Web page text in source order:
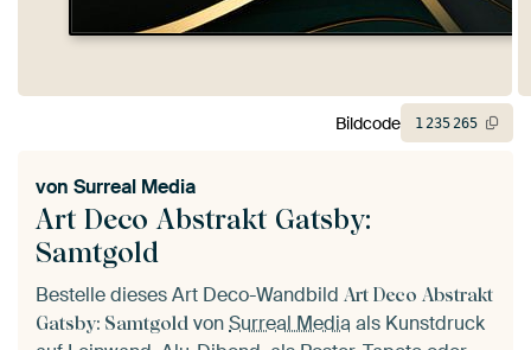
Art Deco Abstrakt Gatsby:
Samtgold
von Surreal Media
Bestelle dieses Art Deco-Wandbild Art Deco Abstrakt
Gatsby: Samtgold vonSurreal Media als Kunstdruck
Bildcode 1235265